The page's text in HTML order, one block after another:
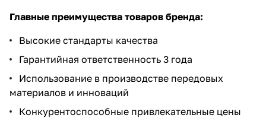
Главные преимущества товаров бренда:
Высокие стандарты качества
Гарантийная ответственность 3 года
Использование в производстве передовых
материалов и инноваций
Конкурентоспособные привлекательные цены